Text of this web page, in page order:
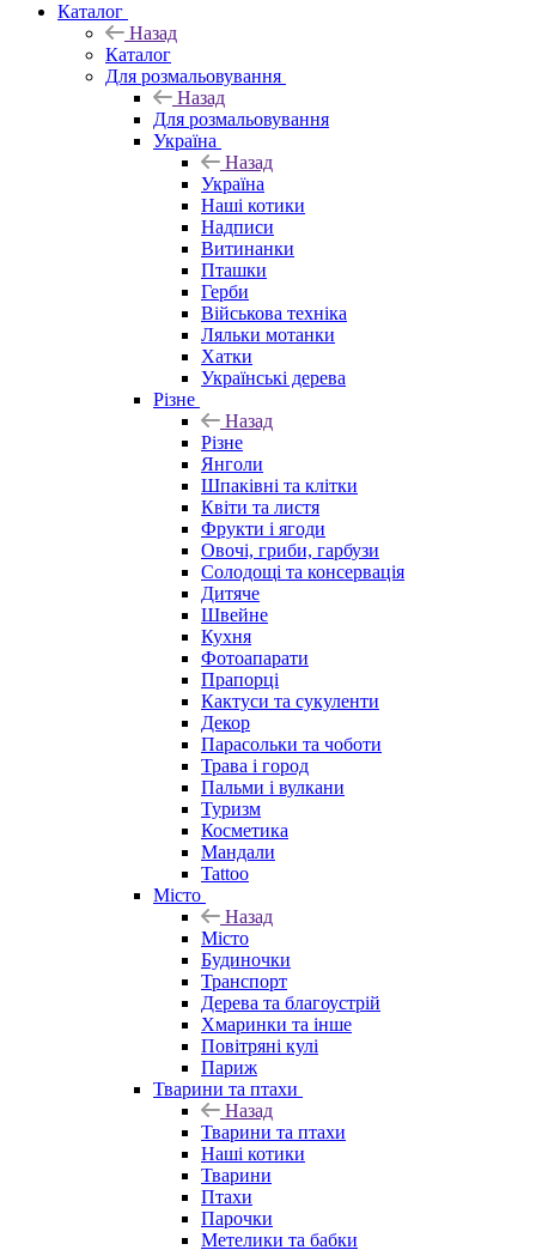
Каталог
Назад
Каталог
Для розмальовування
Назад
Для розмальовування
Україна
Назад
Україна
Наші котики
Надписи
Витинанки
Пташки
Герби
Військова техніка
Ляльки мотанки
Хатки
Українські дерева
Різне
Назад
Різне
Янголи
Шпаківні та клітки
Квіти та листя
Фрукти і ягоди
Овочі, гриби, гарбузи
Солодощі та консервація
Дитяче
Швейне
Кухня
Фотоапарати
Прапорці
Кактуси та сукуленти
Декор
Парасольки та чоботи
Трава і город
Пальми і вулкани
Туризм
Косметика
Мандали
Tattoo
Місто
Назад
Місто
Будиночки
Транспорт
Дерева та благоустрій
Хмаринки та інше
Повітряні кулі
Париж
Тварини та птахи
Назад
Тварини та птахи
Наші котики
Тварини
Птахи
Парочки
Метелики та бабки